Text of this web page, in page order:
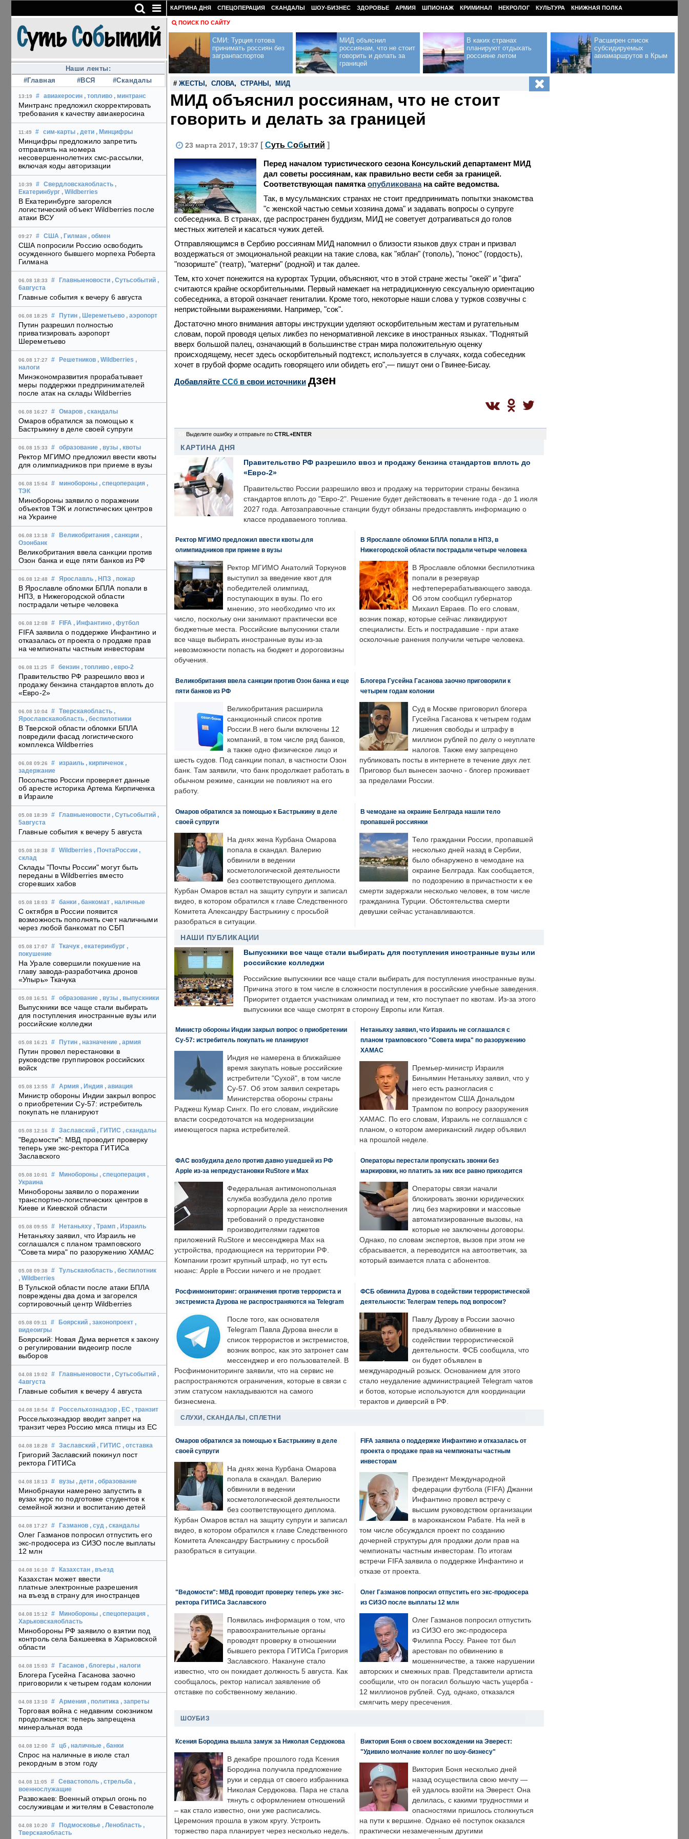
Наши ленты:
#Главная
#ВСЯ #Скандалы
13:19 # авиакеросин , топливо , минтранс
Минтранс предложил скорректировать
требования к качеству авиакеросина
11:49 # сим-карты , дети , Минцифры
Минцифры предложило запретить
отправлять на номера
несовершеннолетних смс-рассылки,
включая коды авторизации
10:39 # Свердловскаяобласть ,
Екатеринбург , Wildberries
В Екатеринбурге загорелся
логистический объект Wildberries после
атаки ВСУ
09:27 # США , Гилман , обмен
США попросили Россию освободить
осужденного бывшего морпеха Роберта
Гилмана
06.08 18:33 # Главныеновости , Сутьсобытий ,
6августа
Главные события к вечеру 6 августа
06.08 18:25 # Путин , Шереметьево , аэропорт
Путин разрешил полностью
приватизировать аэропорт
Шереметьево
06.08 17:27 # Решетников , Wildberries ,
налоги
Минэкономразвития прорабатывает
меры поддержки предпринимателей
после атак на склады Wildberries
06.08 16:27 # Омаров , скандалы
Омаров обратился за помощью к
Бастрыкину в деле своей супруги
06.08 15:33 # образование , вузы , квоты
Ректор МГИМО предложил ввести квоты
для олимпиадников при приеме в вузы
06.08 15:04 # минобороны , спецоперация ,
ТЭК
Минобороны заявило о поражении
объектов ТЭК и логистических центров
на Украине
06.08 13:18 # Великобритания , санкции ,
Озонбанк
Великобритания ввела санкции против
Озон банка и еще пяти банков из РФ
06.08 12:48 # Ярославль , НПЗ , пожар
В Ярославле обломки БПЛА попали в
НПЗ, в Нижегородской области
пострадали четыре человека
06.08 12:08 # FIFA , Инфантино , футбол
FIFA заявила о поддержке Инфантино и
отказалась от проекта о продаже прав
на чемпионаты частным инвесторам
06.08 11:25 # бензин , топливо , евро-2
Правительство РФ разрешило ввоз и
продажу бензина стандартов вплоть до
«Евро-2»
06.08 10:04 # Тверскаяобласть ,
Ярославскаяобласть , беспилотники
В Тверской области обломки БПЛА
повредили фасад логистического
комплекса Wildberries
06.08 09:26 # израиль , кирпиченок ,
задержание
Посольство России проверяет данные
об аресте историка Артема Кирпиченка
в Израиле
05.08 18:39 # Главныеновости , Сутьсобытий ,
5августа
Главные события к вечеру 5 августа
05.08 18:38 # Wildberries , ПочтаРоссии ,
склад
Склады "Почты России" могут быть
переданы в Wildberries вместо
сгоревших хабов
05.08 18:03 # банки , банкомат , наличные
С октября в России появится
возможность пополнять счет наличными
через любой банкомат по СБП
05.08 17:07 # Ткачук , екатеринбург ,
покушение
На Урале совершили покушение на
главу завода-разработчика дронов
«Упырь» Ткачука
05.08 16:51 # образование , вузы , выпускники
Выпускники все чаще стали выбирать
для поступления иностранные вузы или
российские колледжи
05.08 16:21 # Путин , назначение , армия
Путин провел перестановки в
руководстве группировок российских
войск
05.08 13:55 # Армия , Индия , авиация
Министр обороны Индии закрыл вопрос
о приобретении Су-57: истребитель
покупать не планируют
05.08 12:16 # Заславский , ГИТИС , скандалы
"Ведомости": МВД проводит проверку
теперь уже экс-ректора ГИТИСа
Заславского
05.08 10:01 # Минобороны , спецоперация ,
Украина
Минобороны заявило о поражении
транспортно-логистических центров в
Киеве и Киевской области
05.08 09:55 # Нетаньяху , Трамп , Израиль
Нетаньяху заявил, что Израиль не
соглашался с планом трамповского
"Совета мира" по разоружению ХАМАС
05.08 09:38 # Тульскаяобласть , беспилотник
, Wildberries
В Тульской области после атаки БПЛА
повреждены два дома и загорелся
сортировочный центр Wildberries
05.08 09:11 # Боярский , законопроект ,
видеоигры
Боярский: Новая Дума вернется к закону
о регулировании видеоигр после
выборов
04.08 19:02 # Главныеновости , Сутьсобытий ,
4августа
Главные события к вечеру 4 августа
04.08 18:54 # Россельхознадзор , ЕС , транзит
Россельхознадзор вводит запрет на
транзит через Россию мяса птицы из ЕС
04.08 18:28 # Заславский , ГИТИС , отставка
Григорий Заславский покинул пост
ректора ГИТИСа
04.08 18:13 # вузы , дети , образование
Минобрнауки намерено запустить в
вузах курс по подготовке студентов к
семейной жизни и воспитанию детей
04.08 17:27 # Газманов , суд , скандалы
Олег Газманов попросил отпустить его
экс-продюсера из СИЗО после выплаты
12 млн
04.08 16:10 # Казахстан , въезд
Казахстан может ввести
платные электронные разрешения
на въезд в страну для иностранцев
04.08 15:12 # Минобороны , спецоперация ,
Харьковскаяобласть
Минобороны РФ заявило о взятии под
контроль села Бакшеевка в Харьковской
области
04.08 15:03 # Гасанов , блогеры , налоги
Блогера Гусейна Гасанова заочно
приговорили к четырем годам колонии
04.08 13:10 # Армения , политика , запреты
Торговая война с недавним союзником
продолжается: теперь запрещена
минеральная вода
04.08 12:00 # цб , наличные , банки
Спрос на наличные в июле стал
рекордным в этом году
04.08 11:05 # Севастополь , стрельба ,
военнослужащие
Развожаев: Военный открыл огонь по
сослуживцам и жителям в Севастополе
04.08 10:20 # Подмосковье , Ленобласть ,
Тверскаяобласть
КАРТИНА ДНЯ СПЕЦОПЕРАЦИЯ СКАНДАЛЫ ШОУ-БИЗНЕС ЗДОРОВЬЕ АРМИЯ ШПИОНАЖ КРИМИНАЛ НЕКРОЛОГ КУЛЬТУРА КНИЖНАЯ ПОЛКА
ПОИСК ПО САЙТУ
СМИ: Турция готова
принимать россиян без
загранпаспортов
МИД объяснил
россиянам, что не стоит
говорить и делать за
границей
В каких странах
планируют отдыхать
россияне летом
Расширен список
субсидируемых
авиамаршрутов в Крым
# ЖЕСТЫ , СЛОВА, СТРАНЫ , МИД
МИД объяснил россиянам, что не стоит
говорить и делать за границей
23 марта 2017, 19:37 [ Суть Событий ]
pixabay.com
Перед началом туристического сезона Консульский департамент МИД
дал советы россиянам, как правильно вести себя за границей.
Соответствующая памяткаопубликованана сайте ведомства.
Так, в мусульманских странах не стоит предпринимать попытки знакомства
"с женской частью семьи хозяина дома" и задавать вопросы о супруге
собеседника. В странах, где распространен буддизм, МИД не советует дотрагиваться до голов
местных жителей и касаться чужих детей.
Отправляющимся в Сербию россиянам МИД напомнил о близости языков двух стран и призвал
воздержаться от эмоциональной реакции на такие слова, как "яблан" (тополь), "понос" (гордость),
"позориште" (театр), "матерни" (родной) и так далее.
Тем, кто хочет понежится на курортах Турции, объясняют, что в этой стране жесты "окей" и "фига"
считаются крайне оскорбительными. Первый намекает на нетрадиционную сексуальную ориентацию
собеседника, а второй означает гениталии. Кроме того, некоторые наши слова у турков созвучны с
непристойными выражениями. Например, "сок".
Достаточно много внимания авторы инструкции уделяют оскорбительным жестам и ругательным
словам, порой проводя целых ликбез по ненормативной лексике в иностранных языках. "Поднятый
вверх большой палец, означающий в большинстве стран мира положительную оценку
происходящему, несет здесь оскорбительный подтекст, используется в случаях, когда собеседник
хочет в грубой форме осадить говорящего или обидеть его",— пишут они о Гвинее-Бисау.
Добавляйте CСб в свои источники дзен
Выделите ошибку и отправьте по CTRL+ENTER
КАРТИНА ДНЯ
Правительство РФ разрешило ввоз и продажу бензина стандартов вплоть до
«Евро-2»
Правительство России разрешило ввоз и продажу на территории страны бензина
стандартов вплоть до "Евро-2". Решение будет действовать в течение года - до 1 июля
2027 года. Автозаправочные станции будут обязаны предоставлять информацию о
классе продаваемого топлива.
Ректор МГИМО предложил ввести квоты для
олимпиадников при приеме в вузы
Ректор МГИМО Анатолий Торкунов
выступил за введение квот для
победителей олимпиад,
поступающих в вузы. По его
мнению, это необходимо что их
число, поскольку они занимают практически все
бюджетные места. Российские выпускники стали
все чаще выбирать иностранные вузы из-за
невозможности попасть на бюджет и дороговизны
обучения.
В Ярославле обломки БПЛА попали в НПЗ, в
Нижегородской области пострадали четыре человека
В Ярославле обломки беспилотника
попали в резервуар
нефтеперерабатывающего завода.
Об этом сообщил губернатор
Михаил Евраев. По его словам,
возник пожар, которые сейчас ликвидируют
специалисты. Есть и пострадавшие - при атаке
осколочные ранения получили четыре человека.
Великобритания ввела санкции против Озон банка и еще
пяти банков из РФ
Великобритания расширила
санкционный список против
России.В него были включены 12
компаний, в том числе ряд банков,
а также одно физическое лицо и
шесть судов. Под санкции попал, в частности Озон
банк. Там заявили, что банк продолжает работать в
обычном режиме, санкции не повлияют на его
работу.
Блогера Гусейна Гасанова заочно приговорили к
четырем годам колонии
Суд в Москве приговорил блогера
Гусейна Гасанова к четырем годам
лишения свободы и штрафу в
миллион рублей по делу о неуплате
налогов. Также ему запрещено
публиковать посты в интернете в течение двух лет.
Приговор был вынесен заочно - блогер проживает
за пределами России.
Омаров обратился за помощью к Бастрыкину в деле
своей супруги
На днях жена Курбана Омарова
попала в скандал. Валерию
обвинили в ведении
косметологической деятельности
без соответствующего диплома.
Курбан Омаров встал на защиту супруги и записал
видео, в котором обратился к главе Следственного
Комитета Александру Бастрыкину с просьбой
разобраться в ситуации.
В чемодане на окраине Белграда нашли тело
пропавшей россиянки
Тело гражданки России, пропавшей
несколько дней назад в Сербии,
было обнаружено в чемодане на
окраине Белграда. Как сообщается,
по подозрению в причастности к ее
смерти задержали несколько человек, в том числе
гражданина Турции. Обстоятельства смерти
девушки сейчас устанавливаются.
НАШИ ПУБЛИКАЦИИ
Выпускники все чаще стали выбирать для поступления иностранные вузы или
российские колледжи
Российские выпускники все чаще стали выбирать для поступления иностранные вузы.
Причина этого в том числе в сложности поступления в российские учебные заведения.
Приоритет отдается участникам олимпиад и тем, кто поступает по квотам. Из-за этого
выпускники все чаще смотрят в сторону Европы или Китая.
Министр обороны Индии закрыл вопрос о приобретении
Су-57: истребитель покупать не планируют
Индия не намерена в ближайшее
время закупать новые российские
истребители "Сухой", в том числе
Су-57. Об этом заявил секретарь
Министерства обороны страны
Раджеш Кумар Сингх. По его словам, индийские
власти сосредоточатся на модернизации
имеющегося парка истребителей.
Нетаньяху заявил, что Израиль не соглашался с
планом трамповского "Совета мира" по разоружению
ХАМАС
Премьер-министр Израиля
Биньямин Нетаньяху заявил, что у
него есть разногласия с
президентом США Дональдом
Трампом по вопросу разоружения
ХАМАС. По его словам, Израиль не соглашался с
планом, о котором американский лидер объявил
на прошлой неделе.
ФАС возбудила дело против давно ушедшей из РФ
Apple из-за непредустановки RuStore и Max
Федеральная антимонопольная
служба возбудила дело против
корпорации Apple за неисполнения
требований о предустановке
производителями гаджетов
приложений RuStore и мессенджера Max на
устройства, продающиеся на территории РФ.
Компании грозит крупный штраф, но тут есть
нюанс: Apple в России ничего и не продает.
Операторы перестали пропускать звонки без
маркировки, но платить за них все равно приходится
Операторы связи начали
блокировать звонки юридических
лиц без маркировки и массовые
автоматизированные вызовы, на
которые не заключены договоры.
Однако, по словам экспертов, вызов при этом не
сбрасывается, а переводится на автоответчик, за
который взимается плата с абонентов.
Росфинмониторинг: ограничения против террориста и
экстремиста Дурова не распространяются на Telegram
После того, как основателя
Telegram Павла Дурова внесли в
список террористов и экстремистов,
возник вопрос, как это затронет сам
мессенджер и его пользователей. В
Росфинмониторинге заявили, что на сервис не
распространяются ограничения, которые в связи с
этим статусом накладываются на самого
бизнесмена.
ФСБ обвинила Дурова в содействии террористической
деятельности: Телеграм теперь под вопросом?
Павлу Дурову в России заочно
предъявлено обвинение в
содействии террористической
деятельности. ФСБ сообщила, что
он будет объявлен в
международный розыск. Основанием для этого
стало неудаление администрацией Telegram чатов
и ботов, которые используются для координации
терактов и диверсий в РФ.
СЛУХИ, СКАНДАЛЫ, СПЛЕТНИ
Омаров обратился за помощью к Бастрыкину в деле
своей супруги
На днях жена Курбана Омарова
попала в скандал. Валерию
обвинили в ведении
косметологической деятельности
без соответствующего диплома.
Курбан Омаров встал на защиту супруги и записал
видео, в котором обратился к главе Следственного
Комитета Александру Бастрыкину с просьбой
разобраться в ситуации.
FIFA заявила о поддержке Инфантино и отказалась от
проекта о продаже прав на чемпионаты частным
инвесторам
Президент Международной
федерации футбола (FIFA) Джанни
Инфантино провел встречу с
высшим руководством организации
в марокканском Рабате. На ней в
том числе обсуждался проект по созданию
дочерней структуры для продажи доли прав на
чемпионаты частным инвесторам. По итогам
встречи FIFA заявила о поддержке Инфантино и
отказе от проекта.
"Ведомости": МВД проводит проверку теперь уже экс-
ректора ГИТИСа Заславского
Появилась информация о том, что
правоохранительные органы
проводят проверку в отношении
бывшего ректора ГИТИСа Григория
Заславского. Накануне стало
известно, что он покидает должность 5 августа. Как
сообщалось, ректор написал заявление об
отставке по собственному желанию.
Олег Газманов попросил отпустить его экс-продюсера
из СИЗО после выплаты 12 млн
Олег Газманов попросил отпустить
из СИЗО его экс-продюсера
Филиппа Россу. Ранее тот был
арестован по обвинению в
мошенничестве, а также нарушении
авторских и смежных прав. Представители артиста
сообщили, что он погасил большую часть ущерба -
12 миллионов рублей. Суд, однако, отказался
смягчить меру пресечения.
ШОУБИЗ
Ксения Бородина вышла замуж за Николая Сердюкова
В декабре прошлого года Ксения
Бородина получила предложение
руки и сердца от своего избранника
Николая Сердюкова. Пара не стала
тянуть с оформлением отношений
– как стало известно, они уже расписались.
Церемония прошла в узком кругу. Устроить
торжество пара планирует через несколько недель.
Виктория Боня о своем восхождении на Эверест:
"Удивило молчание коллег по шоу-бизнесу"
Виктория Боня несколько дней
назад осуществила свою мечту —
ей удалось взойти на Эверест. Она
делилась, с какими трудностями и
опасностями пришлось столкнуться
на пути к вершине. Однако её поступок оказался
практически незамеченным другими